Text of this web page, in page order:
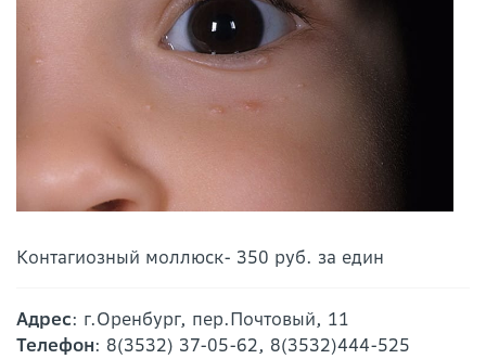
Контагиозный моллюск- 350 руб. за един
Адрес: г.Оренбург, пер.Почтовый, 11
Телефон: 8(3532) 37-05-62, 8(3532)444-525